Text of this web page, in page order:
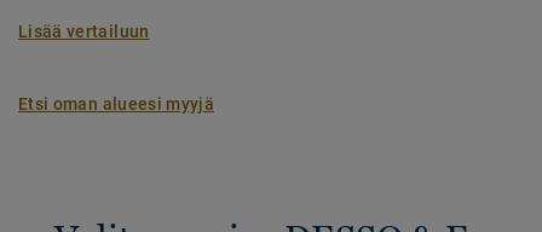
Lisää vertailuun
Etsi oman alueesi myyjä